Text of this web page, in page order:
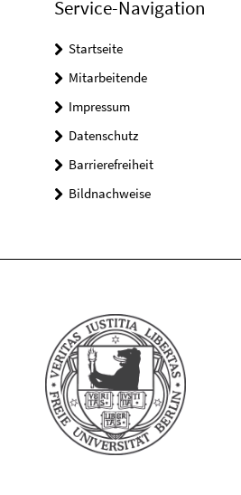
Service-Navigation
Startseite
Mitarbeitende
Impressum
Datenschutz
Barrierefreiheit
Bildnachweise